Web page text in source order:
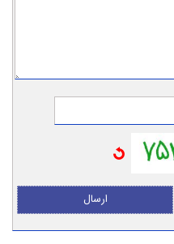
ارسال